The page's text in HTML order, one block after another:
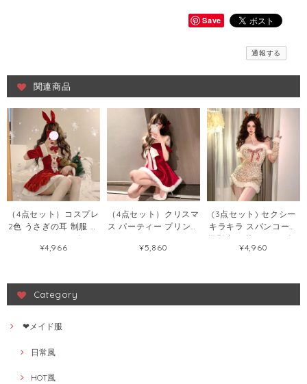
Save
通報する
関連商品
（4点セット）コスプレ
2色 うさぎの耳 制服 尾
クリスマス ワンピース
56458140
¥4,966
（4点セット）クリスマ
ス パーティー プリンセ
ダー ワンピース
¥5,860
(3点セット) セクシー
キラキラ スパンコール
摄影 切り替え ワンピー
ス126093141
¥4,960
Category
❤メイド服
日常風
HOT風